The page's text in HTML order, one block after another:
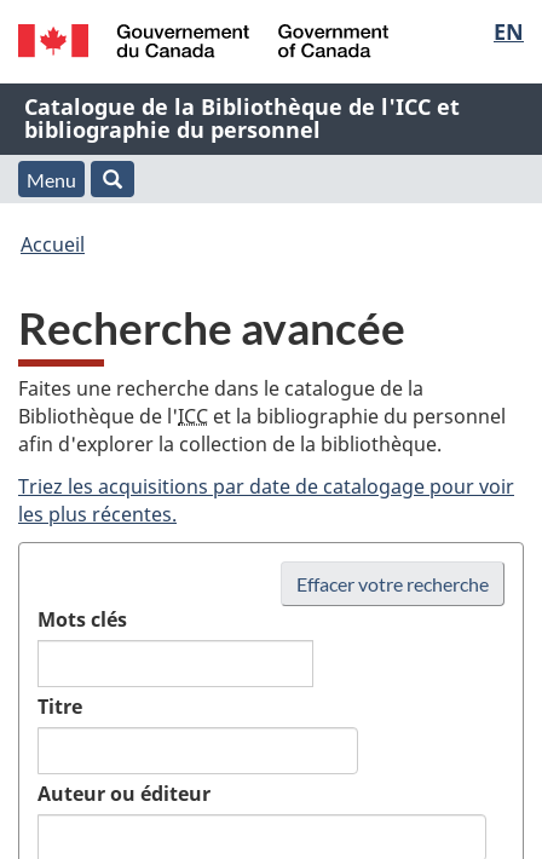
Passer
au
contenu
principal
Passer
à
« À
propos
de
application
Passer
à
la
version
HTML
de
la
EN
/
Government
of
Canada
Nom
de
l'application
Web
Catalogue de la Bibliothèque de l'ICC et
bibliographie du personnel
Menu
et
Menu
Vous
ici
Accueil
Recherche avancée
Faites une recherche dans le catalogue de la
Bibliothèque de l'ICC et la bibliographie du personnel
afin d'explorer la collection de la bibliothèque.
Triez les acquisitions par date de catalogage pour voir
les plus récentes.
Effacer votre recherche
Mots clés
Titre
Auteur ou éditeur